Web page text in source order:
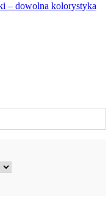
– dowolna kolorystyka